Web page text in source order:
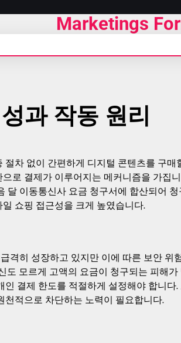
Marketings
과 작동 원리
차 없이 간편하게 디지털 콘텐츠를 구매
로 결제가 이루어지는 메커니즘을 가집
이동통신사 요금 청구서에 합산되어
쇼핑 접근성을 크게 높였습니다.
격히 성장하고 있지만 이에 따른 보안 위
모르게 고액의 요금이 청구되는 피해
결제 한도를 적절하게 설정해야 합니다
적으로 차단하는 노력이 필요합니다.